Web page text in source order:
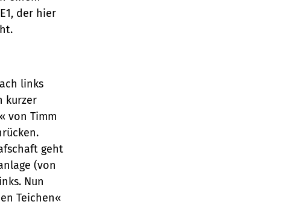
der hier
links
kurzer
von Timm
geht
(von
Nun
Teichen«